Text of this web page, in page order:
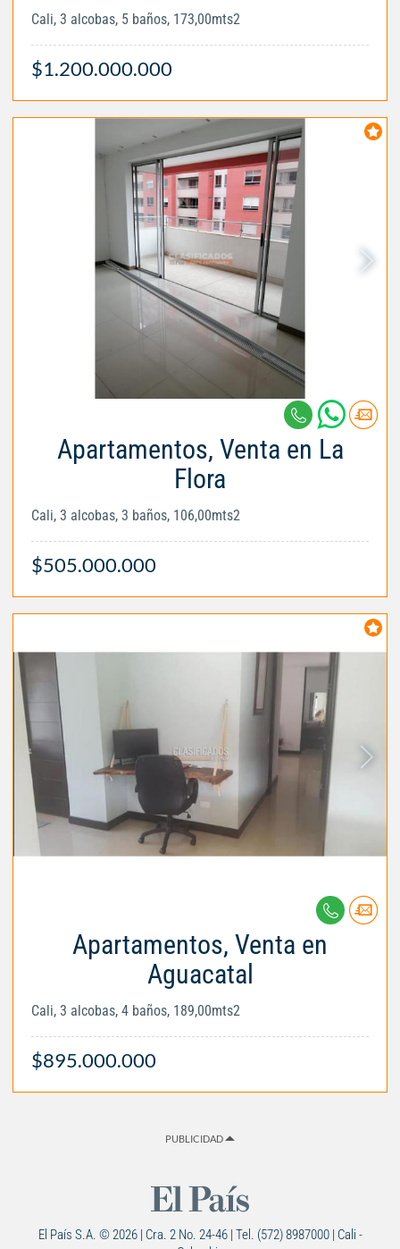
Cali, 3 alcobas, 5 baños, 173,00mts2
$1.200.000.000
Apartamentos, Venta en La
Flora
Cali, 3 alcobas, 3 baños, 106,00mts2
$505.000.000
Apartamentos, Venta en
Aguacatal
Cali, 3 alcobas, 4 baños, 189,00mts2
$895.000.000
PUBLICIDAD
El País S.A. © 2026 | Cra. 2 No. 24-46 | Tel. (572) 8987000 | Cali -